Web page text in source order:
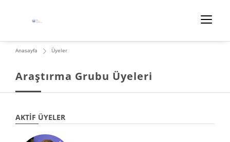
Araştırma Grubu Üyeleri
Anasayfa Üyeler
AKTIF ÜYELER